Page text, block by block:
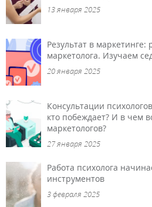
13 января 2025
Результат в маркетинге:
маркетолога. Изучаем
20 января 2025
Консультации
кто побеждает? И в чем
маркетологов?
27 января 2025
Работа психолога
инструментов
3 февраля 2025